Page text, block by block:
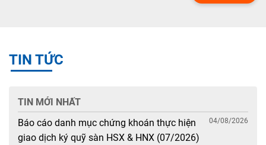
TIN TỨC
TIN MỚI NHẤT
Báo cáo danh mục chứng khoán thực hiện
giao dịch ký quỹ sàn HSX & HNX (07/2026)
04/08/2026